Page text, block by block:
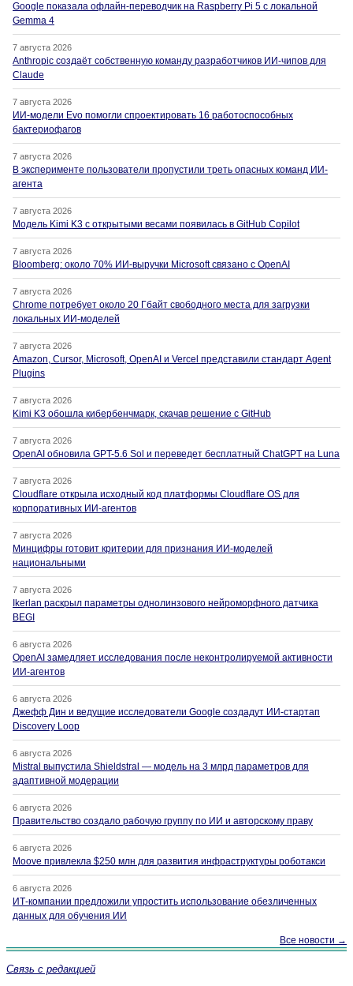
Google показала офлайн-переводчик на Raspberry Pi 5 с локальной
Gemma 4
7 августа 2026
Anthropic создаёт собственную команду разработчиков ИИ-чипов для
Claude
7 августа 2026
ИИ-модели Evo помогли спроектировать 16 работоспособных
бактериофагов
7 августа 2026
В эксперименте пользователи пропустили треть опасных команд ИИ-
агента
7 августа 2026
Модель Kimi K3 с открытыми весами появилась в GitHub Copilot
7 августа 2026
Bloomberg: около 70% ИИ-выручки Microsoft связано с OpenAI
7 августа 2026
Chrome потребует около 20 Гбайт свободного места для загрузки
локальных ИИ-моделей
7 августа 2026
Amazon, Cursor, Microsoft, OpenAI и Vercel представили стандарт Agent
Plugins
7 августа 2026
Kimi K3 обошла кибербенчмарк, скачав решение с GitHub
7 августа 2026
OpenAI обновила GPT-5.6 Sol и переведет бесплатный ChatGPT на Luna
7 августа 2026
Cloudflare открыла исходный код платформы Cloudflare OS для
корпоративных ИИ-агентов
7 августа 2026
Минцифры готовит критерии для признания ИИ-моделей
национальными
7 августа 2026
Ikerlan раскрыл параметры однолинзового нейроморфного датчика
BEGI
6 августа 2026
OpenAI замедляет исследования после неконтролируемой активности
ИИ-агентов
6 августа 2026
Джефф Дин и ведущие исследователи Google создадут ИИ-стартап
Discovery Loop
6 августа 2026
Mistral выпустила Shieldstral — модель на 3 млрд параметров для
адаптивной модерации
6 августа 2026
Правительство создало рабочую группу по ИИ и авторскому праву
6 августа 2026
Moove привлекла $250 млн для развития инфраструктуры роботакси
6 августа 2026
ИТ-компании предложили упростить использование обезличенных
данных для обучения ИИ
Все новости →
Связь с редакцией